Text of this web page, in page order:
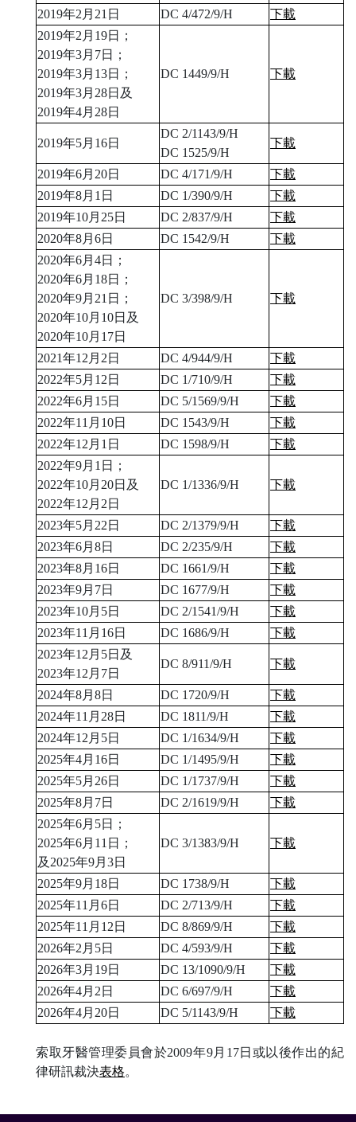
2019年2月21日
DC 4/472/9/H
下載
2019年2月19日；
2019年3月7日；
2019年3月13日；
2019年3月28日及
2019年4月28日
DC 1449/9/H 下載
2019年5月16日
DC 2/1143/9/H
DC 1525/9/H
下載
2019年6月20日 DC 4/171/9/H
下載
2019年8月1日
DC 1/390/9/H
下載
2019年10月25日
DC 2/837/9/H
下載
2020年8月6日
DC 1542/9/H
下載
2020年6月4日；
2020年6月18日；
2020年9月21日；
2020年10月10日及
2020年10月17日
DC 3/398/9/H 下載
2021年12月2日 DC 4/944/9/H
下載
2022年5月12日
DC 1/710/9/H
下載
2022年6月15日
DC 5/1569/9/H
下載
2022年11月10日
DC 1543/9/H
下載
2022年12月1日
DC 1598/9/H
下載
2022年9月1日；
2022年10月20日及
2022年12月2日
DC 1/1336/9/H 下載
2023年5月22日 DC 2/1379/9/H
下載
2023年6月8日
DC 2/235/9/H
下載
2023年8月16日
DC 1661/9/H
下載
2023年9月7日
DC 1677/9/H
下載
2023年10月5日
DC 2/1541/9/H
下載
2023年11月16日
DC 1686/9/H
下載
2023年12月5日及
2023年12月7日
DC 8/911/9/H 下載
2024年8月8日 DC 1720/9/H
下載
2024年11月28日
DC 1811/9/H
下載
2024年12月5日
DC 1/1634/9/H
下載
2025年4月16日
DC 1/1495/9/H
下載
2025年5月26日
DC 1/1737/9/H
下載
2025年8月7日
DC 2/1619/9/H
下載
2025年6月5日；
2025年6月11日；
及2025年9月3日
DC 3/1383/9/H 下載
2025年9月18日 DC 1738/9/H
下載
2025年11月6日
DC 2/713/9/H
下載
2025年11月12日
DC 8/869/9/H
下載
2026年2月5日
DC 4/593/9/H
下載
2026年3月19日
DC 13/1090/9/H
下載
2026年4月2日
DC 6/697/9/H
下載
2026年4月20日
DC 5/1143/9/H 下載
索取牙醫管理委員會於2009年9月17日或以後作出的紀
律研訊裁決表格。